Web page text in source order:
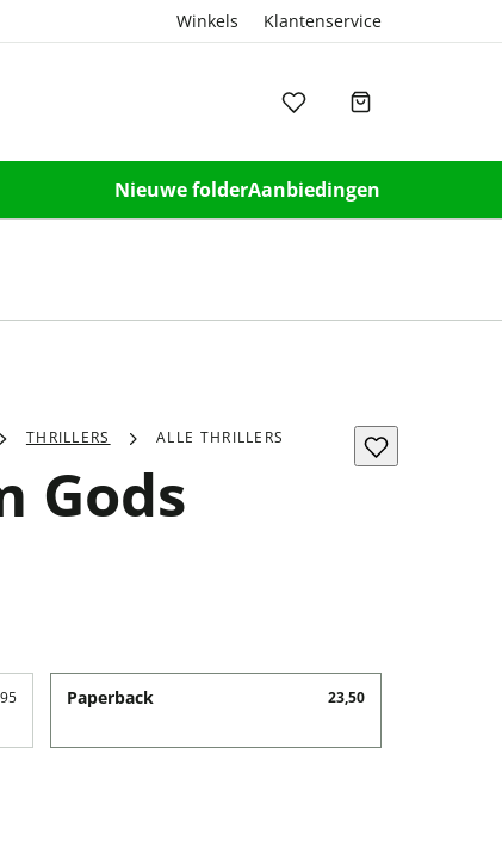
Winkels Klantenservice
Nieuwe folderAanbiedingen
THRILLERS ALLE THRILLERS
Gods
Paperback 23,50